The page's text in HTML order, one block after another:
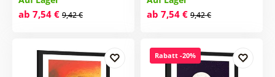
ab 7,54 € 9,42 € ab 7,54 € 9,42 €
Rabatt -20%